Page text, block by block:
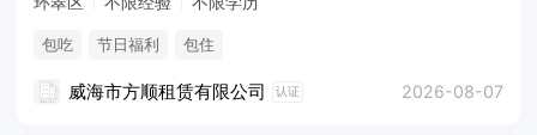
包吃 节日福利 包住
威海市方顺租赁有限公司 认证 2026-08-07